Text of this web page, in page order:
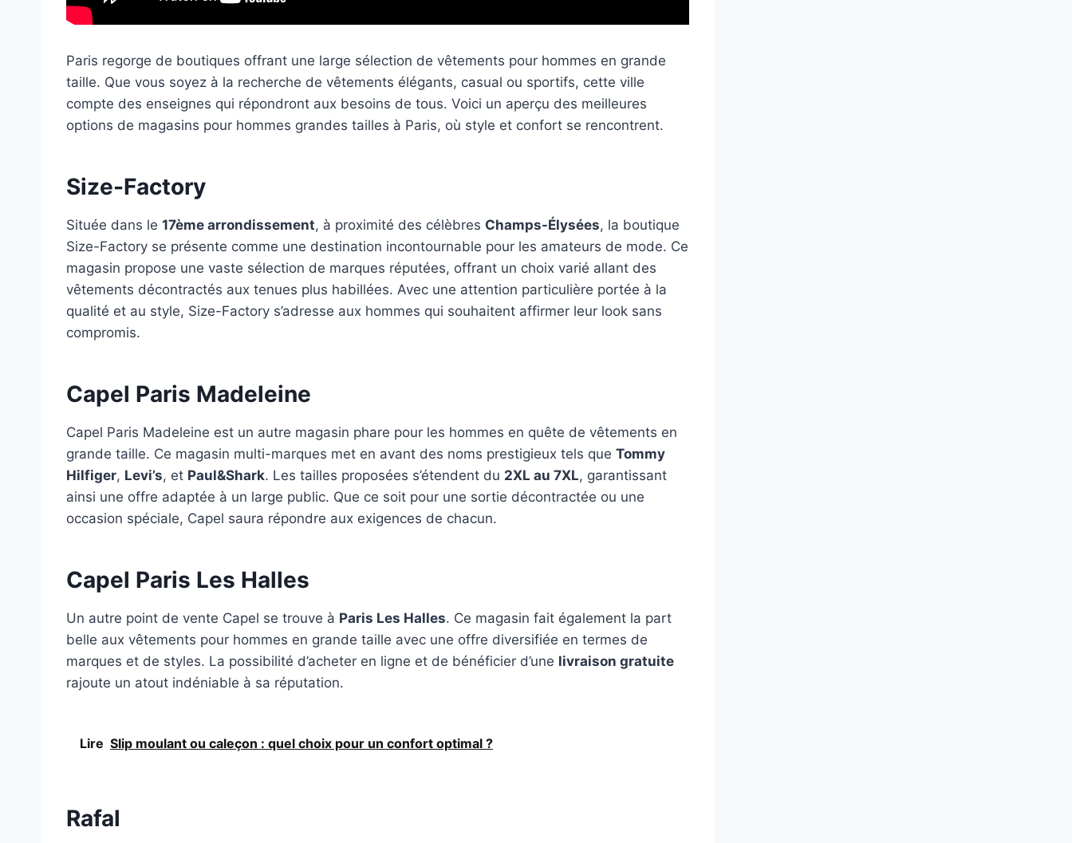
Paris regorge de boutiques offrant une large sélection de vêtements pour hommes en grande
taille. Que vous soyez à la recherche de vêtements élégants, casual ou sportifs, cette ville
compte des enseignes qui répondront aux besoins de tous. Voici un aperçu des meilleures
options de magasins pour hommes grandes tailles à Paris, où style et confort se rencontrent.
Size-Factory
Située dans le 17ème arrondissement, à proximité des célèbres Champs-Élysées, la boutique
Size-Factory se présente comme une destination incontournable pour les amateurs de mode. Ce
magasin propose une vaste sélection de marques réputées, offrant un choix varié allant des
vêtements décontractés aux tenues plus habillées. Avec une attention particulière portée à la
qualité et au style, Size-Factory s’adresse aux hommes qui souhaitent affirmer leur look sans
compromis.
Capel Paris Madeleine
Capel Paris Madeleine est un autre magasin phare pour les hommes en quête de vêtements en
grande taille. Ce magasin multi-marques met en avant des noms prestigieux tels que Tommy
Hilfiger, Levi’s, et Paul&Shark. Les tailles proposées s’étendent du 2XL au 7XL, garantissant
ainsi une offre adaptée à un large public. Que ce soit pour une sortie décontractée ou une
occasion spéciale, Capel saura répondre aux exigences de chacun.
Capel Paris Les Halles
Un autre point de vente Capel se trouve à Paris Les Halles. Ce magasin fait également la part
belle aux vêtements pour hommes en grande taille avec une offre diversifiée en termes de
marques et de styles. La possibilité d’acheter en ligne et de bénéficier d’une livraison gratuite
rajoute un atout indéniable à sa réputation.
Lire Slip moulant ou caleçon : quel choix pour un confort optimal ?
Rafal